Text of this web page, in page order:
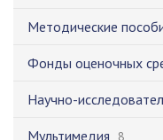
Методические
Фонды оценочных
Научно-
Мультимедия 8